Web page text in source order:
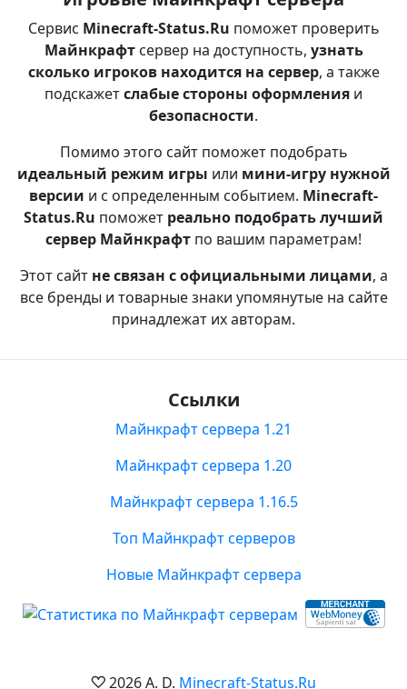
Сервис Minecraft-Status.Ru поможет проверить
Майнкрафтсервер на доступность, узнать
сколько игроков находится на сервер, а также
подскажетслабые стороны оформления и
безопасности.
Помимо этого сайт поможет подобрать
идеальный режим игры или мини-игру нужной
версии и с определенным событием. Minecraft-
Status.Ru поможет реально подобрать лучший
сервер Майнкрафт по вашим параметрам!
Этот сайт не связан с официальными лицами, а
все бренды и товарные знаки упомянутые на сайте
принадлежат их авторам.
Ссылки
Майнкрафт сервера 1.21
Майнкрафт сервера 1.20
Майнкрафт сервера 1.16.5
Топ Майнкрафт серверов
Новые Майнкрафт сервера
2026 A. D. Minecraft-Status.Ru